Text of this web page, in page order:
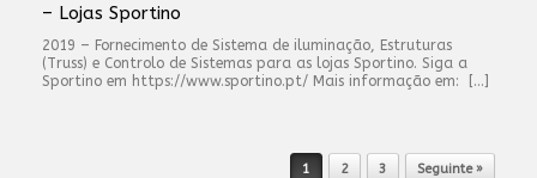
– Lojas Sportino
2019 – Fornecimento de Sistema de iluminação, Estruturas
(Truss) e Controlo de Sistemas para as lojas Sportino. Siga a
Sportino em https://www.sportino.pt/ Mais informação em: […]
1 2 3 Seguinte »